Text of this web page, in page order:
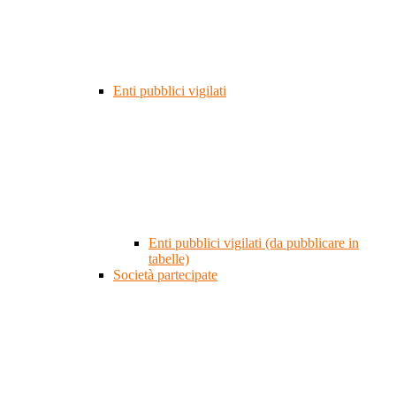
Enti pubblici vigilati
Enti pubblici vigilati (da pubblicare in
tabelle)
Società partecipate